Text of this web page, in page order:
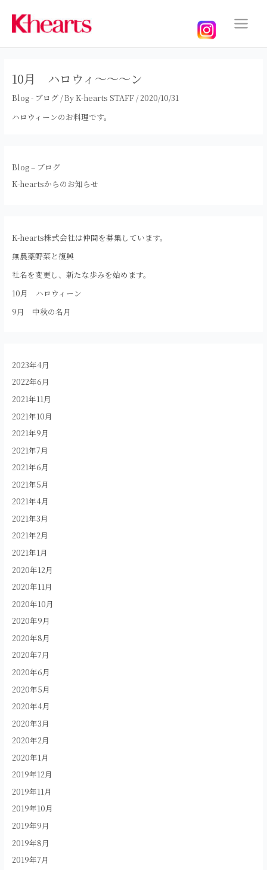
Main
10月 ハロウィ～～～ン
Blog - ブログ/ ByK-hearts STAFF /2020/10/31
ハロウィーンのお料理です。
Blog – ブログ
K-heartsからのお知らせ
K-hearts株式会社は仲間を募集しています。
無農薬野菜と復興
社名を変更し、新たな歩みを始めます。
10月 ハロウィーン
9月 中秋の名月
2023年4月
2022年6月
2021年11月
2021年10月
2021年9月
2021年7月
2021年6月
2021年5月
2021年4月
2021年3月
2021年2月
2021年1月
2020年12月
2020年11月
2020年10月
2020年9月
2020年8月
2020年7月
2020年6月
2020年5月
2020年4月
2020年3月
2020年2月
2020年1月
2019年12月
2019年11月
2019年10月
2019年9月
2019年8月
2019年7月